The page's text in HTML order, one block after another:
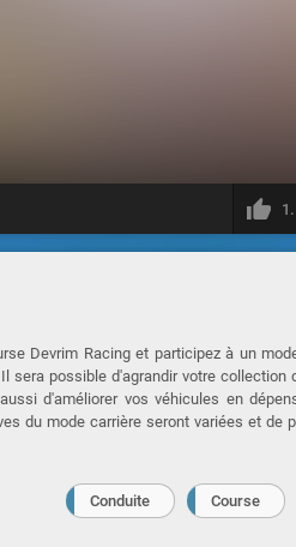
Devrim Racing et participez à un
possible d'agrandir votre collection
d'améliorer vos véhicules en
du mode carrière seront variées et de
Conduite Course